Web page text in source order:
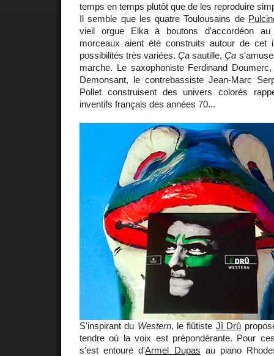
temps en temps plutôt que de les reproduire
Il semble que les quatre Toulousains de
vieil orgue Elka à boutons d'accordéon
morceaux aient été construits autour de cet
possibilités très variées.Ça sautille,Ça
marche. Le saxophoniste Ferdinand
Demonsant, le contrebassiste Jean-Marc
Pollet construisent des univers colorés
inventifs français des années 70...
S'inspirant du Western, le flûtiste Jî Drû
tendre où la voix est prépondérante. Pour
s'est entouré d'Armel Dupas au piano